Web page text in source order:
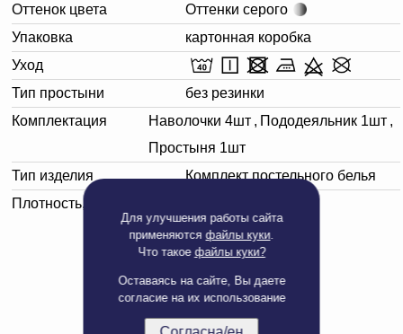
Для улучшения работы сайта
применяютсяфайлы куки.
Что такое файлы куки?
Оставаясь на сайте, Вы даете
согласие на их использование
Оттенок цвета
Оттенки серого
Упаковка
картонная коробка
Уход
Тип простыни
без резинки
Комплектация
Наволочки 4шт , Пододеяльник 1шт ,
Простыня 1шт
Тип изделия
Комплект постельного белья
Плотность, г/м²